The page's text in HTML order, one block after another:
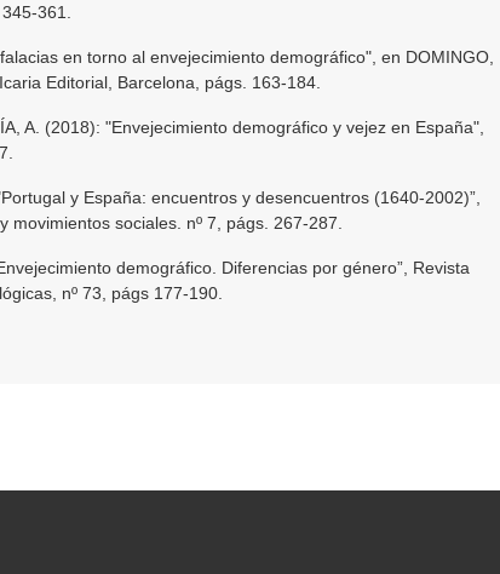
361.
en torno al envejecimiento demográfico", en DOMINGO,
Editorial, Barcelona, págs. 163-184.
A. (2018): "Envejecimiento demográfico y vejez en España",
y España: encuentros y desencuentros (1640-2002)”,
movimientos sociales. nº 7, págs. 267-287.
demográfico. Diferencias por género”, Revista
nº 73, págs 177-190.